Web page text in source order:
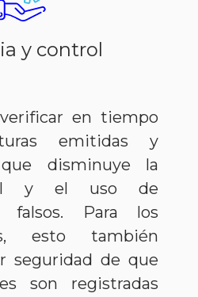
y control
en tiempo
emitidas y
disminuye la
y el uso de
falsos. Para los
esto también
seguridad de que
son registradas